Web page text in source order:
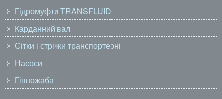
Гідромуфти TRANSFLUID
Карданний вал
Сітки і стрічки транспортерні
Насоси
Гіпножаба